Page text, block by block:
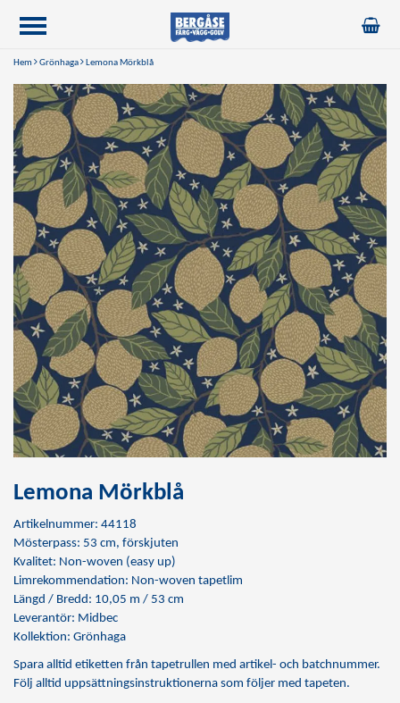
Hem Grönhaga Lemona Mörkblå
Lemona Mörkblå
Artikelnummer: 44118
Mösterpass: 53 cm, förskjuten
Kvalitet: Non-woven (easy up)
Limrekommendation: Non-woven tapetlim
Längd / Bredd: 10,05 m / 53 cm
Leverantör: Midbec
Kollektion: Grönhaga
Spara alltid etiketten från tapetrullen med artikel- och batchnummer.
Följ alltid uppsättningsinstruktionerna som följer med tapeten.